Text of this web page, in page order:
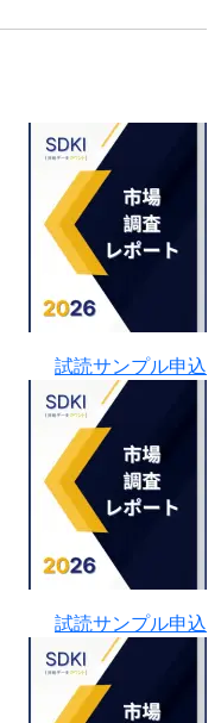
試読サンプル申込
試読サンプル申込